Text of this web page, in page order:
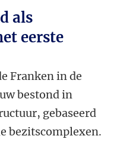
als
eerste
Franken in de
bestond in
gebaseerd
bezitscomplexen.